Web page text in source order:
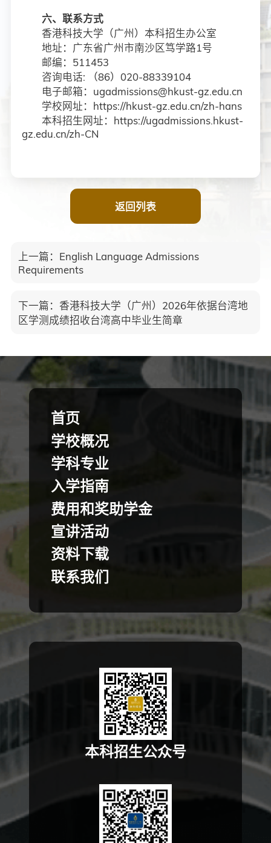
六、联系方式
香港科技大学（广州）本科招生办公室
地址：广东省广州市南沙区笃学路1号
邮编：511453
咨询电话: （86）020-88339104
电子邮箱：ugadmissions@hkust-gz.edu.cn
学校网址：https://hkust-gz.edu.cn/zh-hans
本科招生网址：https://ugadmissions.hkust-
gz.edu.cn/zh-CN
返回列表
上一篇： English Language Admissions
Requirements
下一篇： 香港科技大学（广州）2026年依据台湾地
区学测成绩招收台湾高中毕业生简章
首页
学校概况
学科专业
入学指南
费用和奖助学金
宣讲活动
资料下载
联系我们
本科招生公众号